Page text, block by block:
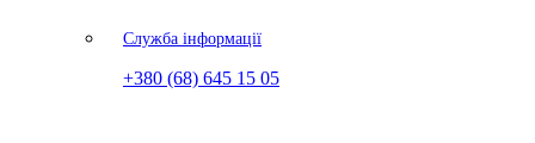
Служба інформації
+380 (68) 645 15 05